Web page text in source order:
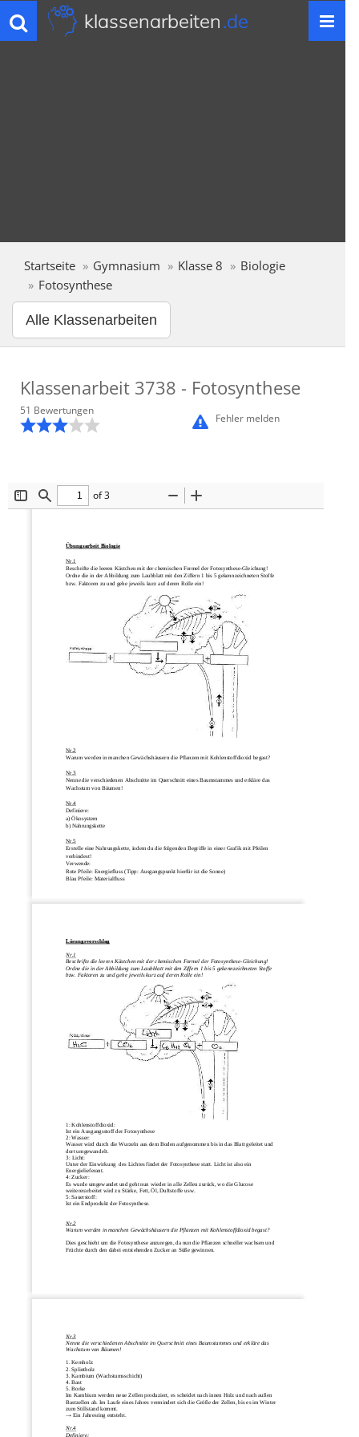
Toggle
navigation
klassenarbeiten.de
Startseite Gymnasium Klasse 8
Biologie
Fotosynthese
Alle Klassenarbeiten
Klassenarbeit 3738 - Fotosynthese
Fehler melden
51 Bewertungen
ToggleFind
of 3
Zoom
Übungsarbeit Biologie
Nr.1
Beschrifte die leeren Kästchen mit der chemischen Formel der Fotosynthese-Gleichung!
Ordne die in der Abbildung zum Laubblatt mit den Ziffern 1 bis 5 gekennzeichneten Stoffe
bzw. Faktoren zu und gehe jeweils kurz auf deren Rolle ein!
Nr.2
Warum werden in manchen Gewächshäusern die Pflanzen mit Kohlenstoffdioxid begast?
Nr.3
Nenne die verschiedenen Abschnitte im Querschnitt eines Baumstammes und erkläre das
Wachstum von Bäumen!
Nr.4
Definiere:
a) Ökosystem
b) Nahrungskette
Nr.5
Erstelle eine Nahrungskette, indem du die folgenden Begriffe in einer Grafik mit Pfeilen
verbindest!
Verwende:
Rote Pfeile: Energiefluss (Tipp: Ausgangspunkt hierfür ist die Sonne)
Blau Pfeile: Materialfluss
Lösungsvorschlag
Nr.1
Beschrifte die leeren Kästchen mit der chemischen Formel der Fotosynthese-Gleichung!
Ordne die in der Abbildung zum Laubblatt mit den Ziffern 1 bis 5 gekennzeichneten Stoffe
bzw. Faktoren zu und gehe jeweils kurz auf deren Rolle ein!
1: Kohlenstoffdioxid:
Ist ein Ausgangsstoff der Fotosynthese
2: Wasser:
Wasser wird durch die Wurzeln aus dem Boden aufgenommen bis in das Blatt geleitet und
dort umgewandelt.
3: Licht:
Unter der Einwirkung  des Lichtes findet der Fotosynthese statt. Licht ist also ein
Energielieferant.
4: Zucker:
Es wurde umgewandet und geht nun wieder in alle Zellen zurück, wo die Glucose
weitererarbeitet wird zu Stärke, Fett, Öl, Duftstoffe usw.
5: Sauerstoff:
Ist ein Endprodukt der Fotosynthese.
Nr.2
Warum werden in manchen Gewächshäusern die Pflanzen mit Kohlenstoffdioxid begast?
Dies geschieht um die Fotosynthese anzuregen, da nun die Pflanzen schneller wachsen und
Früchte durch den dabei entstehenden Zucker an Süße gewinnen.
Nr.3
Nenne die verschiedenen Abschnitte im Querschnitt eines Baumstammes und erkläre das
Wachstum von Bäumen!
1. Kernholz
2. Splintholz
3. Kambium (Wachstumsschicht)
4. Bast
5. Borke
Im Kambium werden neue Zellen produziert, es scheidet nach innen Holz und nach außen
Bastzellen ab. Im Laufe eines Jahres vermindert sich die Größe der Zellen, bis es im Winter
zum Stillstand kommt.
→ Ein Jahresring entsteht.
Nr.4
Definiere: